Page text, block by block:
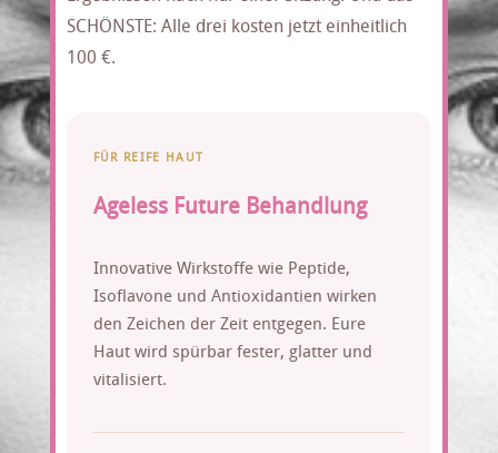
SCHÖNSTE: Alle drei kosten jetzt einheitlich
100 €.
FÜR REIFE HAUT
Ageless Future Behandlung
Innovative Wirkstoffe wie Peptide,
Isoflavone und Antioxidantien wirken
den Zeichen der Zeit entgegen. Eure
Haut wird spürbar fester, glatter und
vitalisiert.